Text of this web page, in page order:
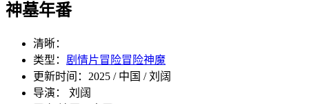
神墓年番
清晰：
类型： 剧情片冒险冒险神魔
更新时间： 2025 / 中国 / 刘阔
导演： 刘阔